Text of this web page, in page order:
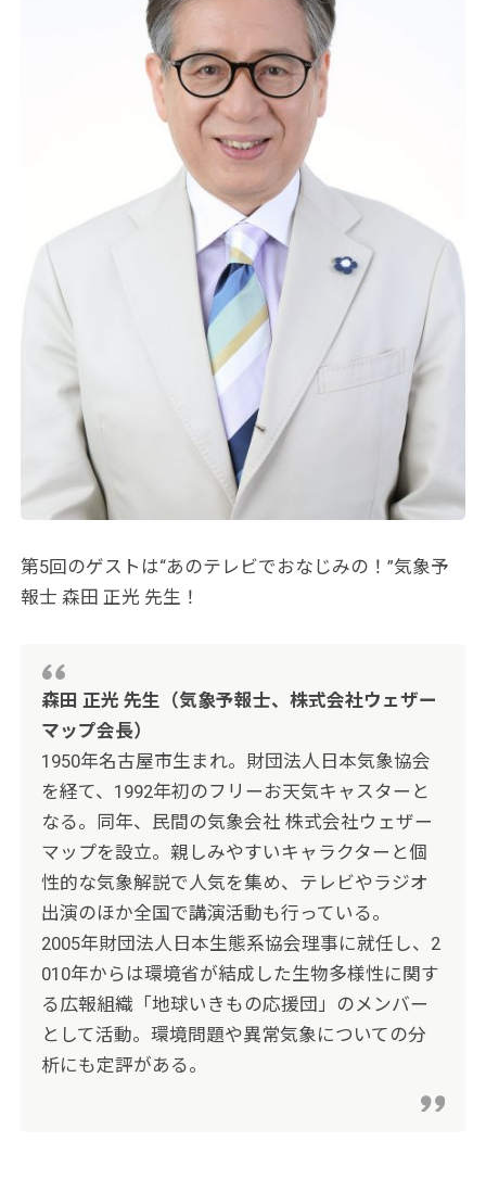
第5回のゲストは“あのテレビでおなじみの！”気象予
報士 森田 正光 先生！
森田 正光 先生（気象予報士、株式会社ウェザー
マップ会長）
1950年名古屋市生まれ。財団法人日本気象協会
を経て、1992年初のフリーお天気キャスターと
なる。同年、民間の気象会社 株式会社ウェザー
マップを設立。親しみやすいキャラクターと個
性的な気象解説で人気を集め、テレビやラジオ
出演のほか全国で講演活動も行っている。
2005年財団法人日本生態系協会理事に就任し、2
010年からは環境省が結成した生物多様性に関す
る広報組織「地球いきもの応援団」のメンバー
として活動。環境問題や異常気象についての分
析にも定評がある。